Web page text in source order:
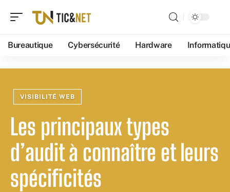
Bureautique Cybersécurité Hardware
VISIBILITÉ WEB
Les principaux types
d’audit à connaître et leurs
spécificités